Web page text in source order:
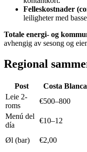
Felleskostnader
leiligheter med
Totale energi- og
avhengig av sesong og
Regional
Post Costa Blanca
Leie 2-
roms
€500–800
Menú del
día
€10–12
Øl (bar) €2,00